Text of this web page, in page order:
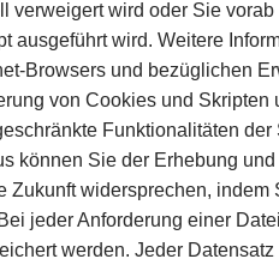
wird oder Sie
ausgeführt wird. Weitere
Browsers und bezüglichen
von Cookies und Skripten
Funktionalitäten
können Sie der Erhebung
Zukunft widersprechen,
jeder Anforderung einer
werden. Jeder